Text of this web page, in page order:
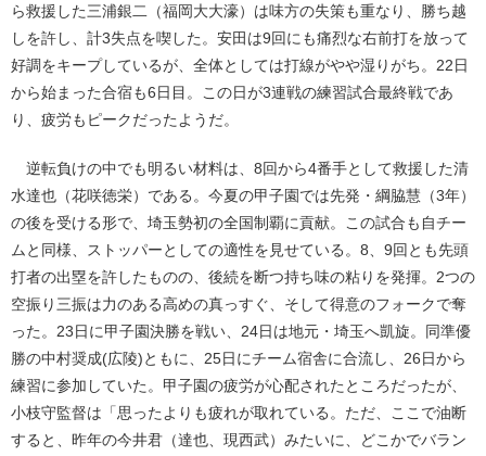
ら救援した三浦銀二（福岡大大濠）は味方の失策も重なり、勝ち越
しを許し、計3失点を喫した。安田は9回にも痛烈な右前打を放って
好調をキープしているが、全体としては打線がやや湿りがち。22日
から始まった合宿も6日目。この日が3連戦の練習試合最終戦であ
り、疲労もピークだったようだ。
逆転負けの中でも明るい材料は、8回から4番手として救援した清
水達也（花咲徳栄）である。今夏の甲子園では先発・綱脇慧（3年）
の後を受ける形で、埼玉勢初の全国制覇に貢献。この試合も自チー
ムと同様、ストッパーとしての適性を見せている。8、9回とも先頭
打者の出塁を許したものの、後続を断つ持ち味の粘りを発揮。2つの
空振り三振は力のある高めの真っすぐ、そして得意のフォークで奪
った。23日に甲子園決勝を戦い、24日は地元・埼玉へ凱旋。同準優
勝の中村奨成(広陵)ともに、25日にチーム宿舎に合流し、26日から
練習に参加していた。甲子園の疲労が心配されたところだったが、
小枝守監督は「思ったよりも疲れが取れている。ただ、ここで油断
すると、昨年の今井君（達也、現西武）みたいに、どこかでバラン